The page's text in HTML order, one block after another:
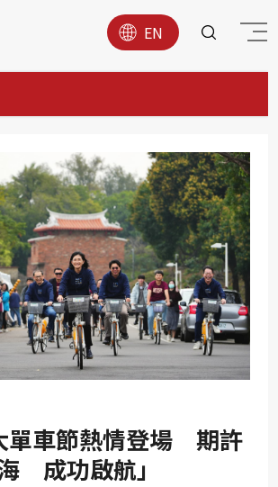
EN
SDG1
SDG3
SDG4
SDG5
SDG6
SDG7
SDG8
SDG9
SDG11
SDG12
單車節熱情登場 期許
成功啟航」